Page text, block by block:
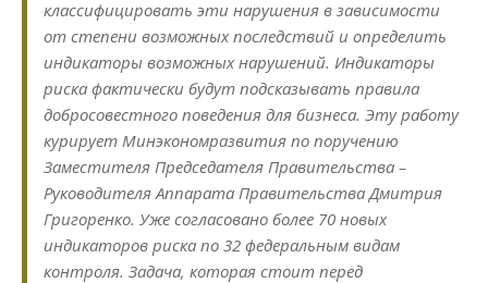
классифицировать эти нарушения в зависимости
от степени возможных последствий и определить
индикаторы возможных нарушений. Индикаторы
риска фактически будут подсказывать правила
добросовестного поведения для бизнеса. Эту работу
курирует Минэкономразвития по поручению
Заместителя Председателя Правительства –
Руководителя Аппарата Правительства Дмитрия
Григоренко. Уже согласовано более 70 новых
индикаторов риска по 32 федеральным видам
контроля. Задача, которая стоит перед